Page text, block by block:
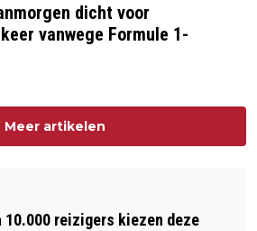
dicht voor
vanwege Formule 1-
Meer artikelen
10.000 reizigers kiezen deze